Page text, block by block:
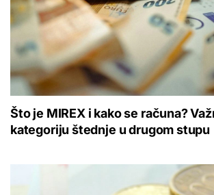
Što je MIREX i kako se računa?
kategoriju štednje u drugom stupu